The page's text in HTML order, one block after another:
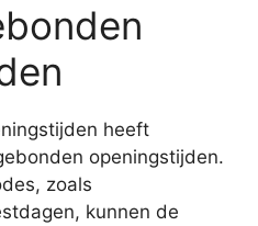
heeft
openingstijden.
zoals
kunnen de